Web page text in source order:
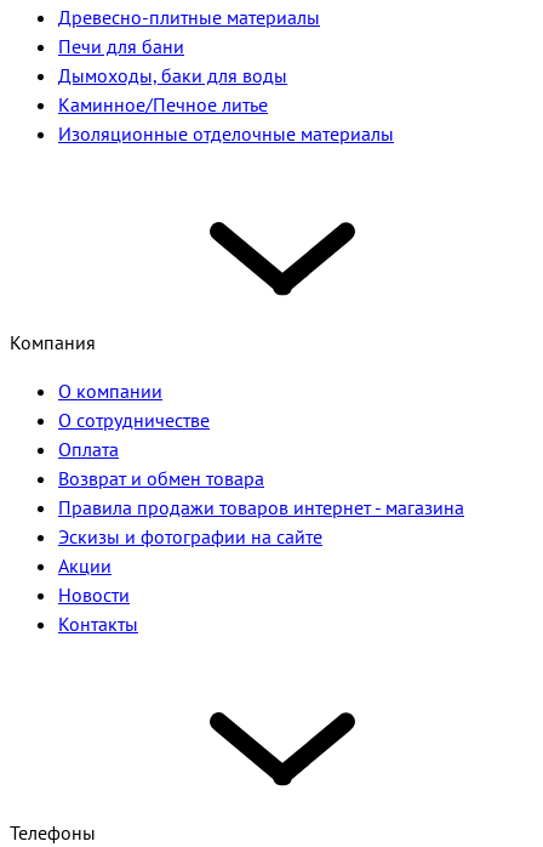
Древесно-плитные материалы
Печи для бани
Дымоходы, баки для воды
Каминное/Печное литье
Изоляционные отделочные материалы
Компания
О компании
О сотрудничестве
Оплата
Возврат и обмен товара
Правила продажи товаров интернет - магазина
Эскизы и фотографии на сайте
Акции
Новости
Контакты
Телефоны